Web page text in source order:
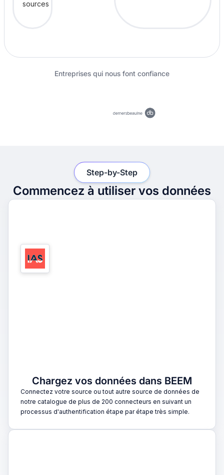
Entreprises qui nous font confiance
Commencez à utiliser vos données
Step-by-Step
Chargez vos données dans BEEM
Connectez votre source ou tout autre source de données de
notre catalogue de plus de 200 connecteurs en suivant un
processus d'authentification étape par étape très simple.